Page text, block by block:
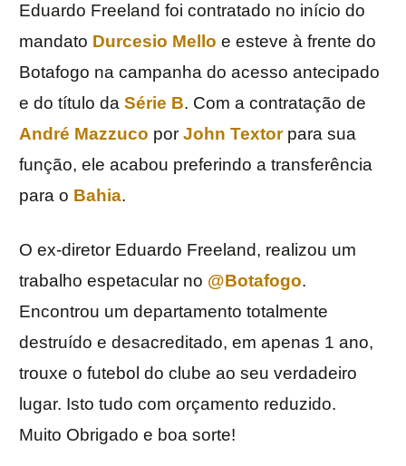
Eduardo Freeland foi contratado no início do
mandato Durcesio Mello e esteve à frente do
Botafogo na campanha do acesso antecipado
e do título da Série B. Com a contratação de
André Mazzuco por John Textorpara sua
função, ele acabou preferindo a transferência
para o Bahia.
O ex-diretor Eduardo Freeland, realizou um
trabalho espetacular no @Botafogo.
Encontrou um departamento totalmente
destruído e desacreditado, em apenas 1 ano,
trouxe o futebol do clube ao seu verdadeiro
lugar. Isto tudo com orçamento reduzido.
Muito Obrigado e boa sorte!